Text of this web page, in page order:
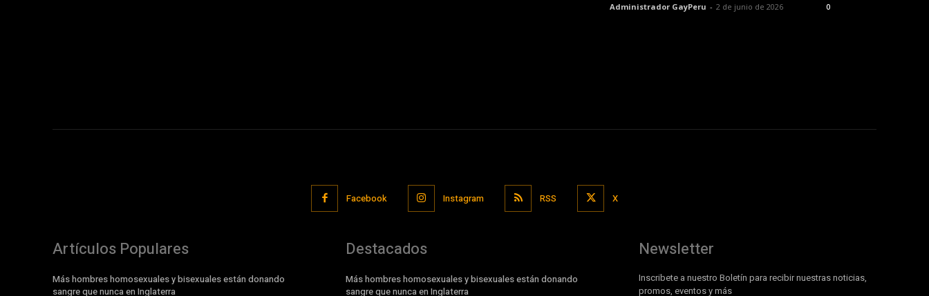
Administrador GayPeru - 2 de junio de 2026 0
Facebook Instagram RSS X
Artículos Populares
Más hombres homosexuales y bisexuales están donando
sangre que nunca en Inglaterra
Destacados
Más hombres homosexuales y bisexuales están donando
sangre que nunca en Inglaterra
Newsletter
Inscribete a nuestro Boletín para recibir nuestras noticias,
promos, eventos y más